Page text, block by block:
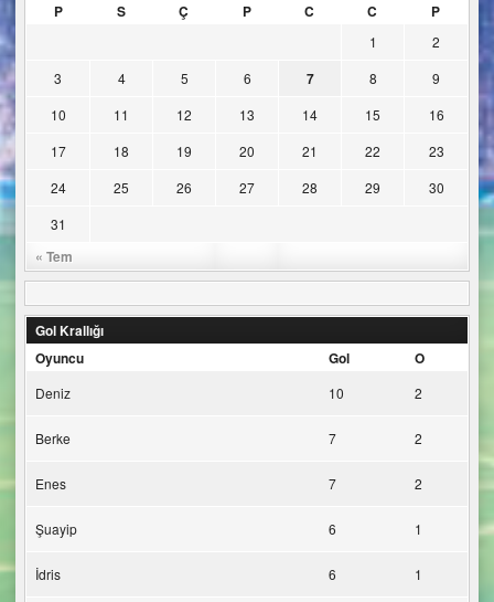
P
S Ç P C C P
« Tem
1
2
3
4 5 6 7 8
9
10
11 12 13 14 15
16
17
18 19 20 21 22
23
24
25 26 27 28 29
30
31
Gol Krallığı
Oyuncu
Gol O
Deniz 10 2
Berke 7 2
Enes 7 2
Şuayip 6 1
İdris 6 1